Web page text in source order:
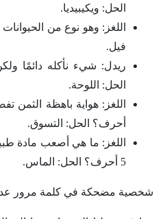
الحل: ويكيبيديا.
اللغز: وهو نوع من
فيل.
ريدل: شيء نأكله دائمًا
الحل: اللوحة.
أحرف؟ الحل: التسوق.
اللغز: ما هي أصعب مادة
5 أحرف؟ الحل: الماس.
شخصية مضحكة في كلمة مرور